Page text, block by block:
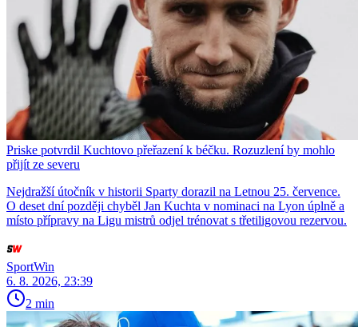
Priske potvrdil Kuchtovo přeřazení k béčku. Rozuzlení by mohlo
přijít ze severu
Nejdražší útočník v historii Sparty dorazil na Letnou 25. července.
O deset dní později chyběl Jan Kuchta v nominaci na Lyon úplně a
místo přípravy na Ligu mistrů odjel trénovat s třetiligovou rezervou.
SportWin
6. 8. 2026, 23:39
2 min